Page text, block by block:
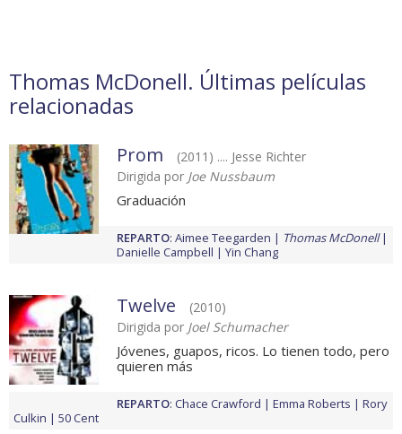
Thomas McDonell. Últimas películas
relacionadas
Prom
(2011) .... Jesse Richter
Dirigida por Joe Nussbaum
Graduación
REPARTO: Aimee Teegarden
Thomas McDonell
Danielle Campbell
Yin Chang
Twelve
(2010)
Dirigida por Joel Schumacher
Jóvenes, guapos, ricos. Lo tienen todo, pero
quieren más
REPARTO: Chace Crawford Emma Roberts
Rory
Culkin
50 Cent